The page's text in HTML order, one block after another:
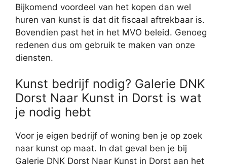
Bijkomend voordeel van het kopen dan wel
huren van kunst is dat dit fiscaal aftrekbaar is.
Bovendien past het in het MVO beleid. Genoeg
redenen dus om gebruik te maken van onze
diensten.
Kunst bedrijf nodig? Galerie DNK
Dorst Naar Kunst in Dorst is wat
je nodig hebt
Voor je eigen bedrijf of woning ben je op zoek
naar kunst op maat. In dat geval ben je bij
Galerie DNK Dorst Naar Kunst in Dorst aan het